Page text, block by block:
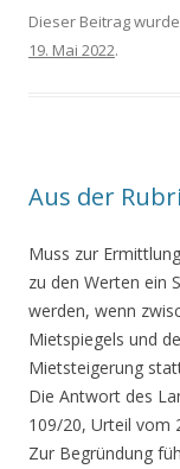
Dieser Beitrag
19. Mai 2022.
Aus der
Muss zur
zu den Werten ein
werden, wenn
Mietspiegels und
Mietsteigerung
Die Antwort des
109/20, Urteil vom
Zur Begründung